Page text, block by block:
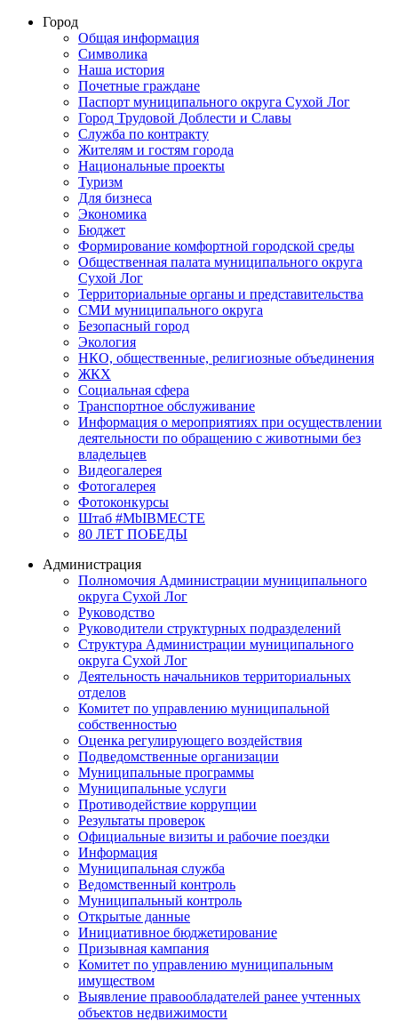
Город
Общая информация
Символика
Наша история
Почетные граждане
Паспорт муниципального округа Сухой Лог
Город Трудовой Доблести и Славы
Служба по контракту
Жителям и гостям города
Национальные проекты
Туризм
Для бизнеса
Экономика
Бюджет
Формирование комфортной городской среды
Общественная палата муниципального округа
Сухой Лог
Территориальные органы и представительства
СМИ муниципального округа
Безопасный город
Экология
НКО, общественные, религиозные объединения
ЖКХ
Социальная сфера
Транспортное обслуживание
Информация о мероприятиях при осуществлении
деятельности по обращению с животными без
владельцев
Видеогалерея
Фотогалерея
Фотоконкурсы
Штаб #MbIBMECTE
80 ЛЕТ ПОБЕДЫ
Администрация
Полномочия Администрации муниципального
округа Сухой Лог
Руководство
Руководители структурных подразделений
Структура Администрации муниципального
округа Сухой Лог
Деятельность начальников территориальных
отделов
Комитет по управлению муниципальной
собственностью
Оценка регулирующего воздействия
Подведомственные организации
Муниципальные программы
Муниципальные услуги
Противодействие коррупции
Результаты проверок
Официальные визиты и рабочие поездки
Информация
Муниципальная служба
Ведомственный контроль
Муниципальный контроль
Открытые данные
Инициативное бюджетирование
Призывная кампания
Комитет по управлению муниципальным
имуществом
Выявление правообладателей ранее учтенных
объектов недвижимости